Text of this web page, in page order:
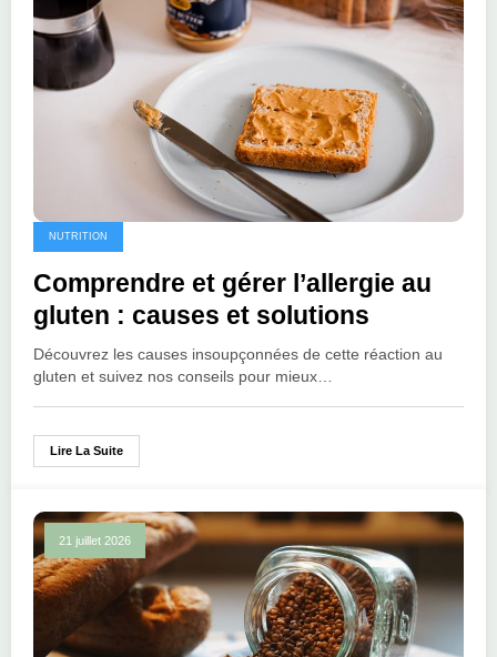
NUTRITION
Comprendre et gérer l’allergie au
gluten : causes et solutions
Découvrez les causes insoupçonnées de cette réaction au
gluten et suivez nos conseils pour mieux…
Lire La Suite
21 juillet 2026